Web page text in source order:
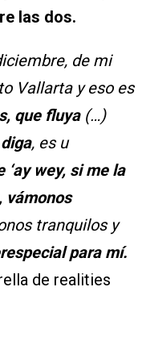
las dos.
de mi
Vallarta y eso es
que fluya(…)
, es u
‘ay wey, si me la
vámonos
tranquilos y
para mí.
de realities